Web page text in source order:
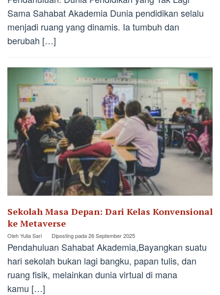
Sama Sahabat Akademia Dunia pendidikan selalu
menjadi ruang yang dinamis. Ia tumbuh dan
berubah […]
Sekolah Masa Depan: Dari Kelas Konvensional
ke Metaverse
OlehYulia Sari Diposting pada26 September 2025
Pendahuluan Sahabat Akademia,Bayangkan suatu
hari sekolah bukan lagi bangku, papan tulis, dan
ruang fisik, melainkan dunia virtual di mana
kamu […]